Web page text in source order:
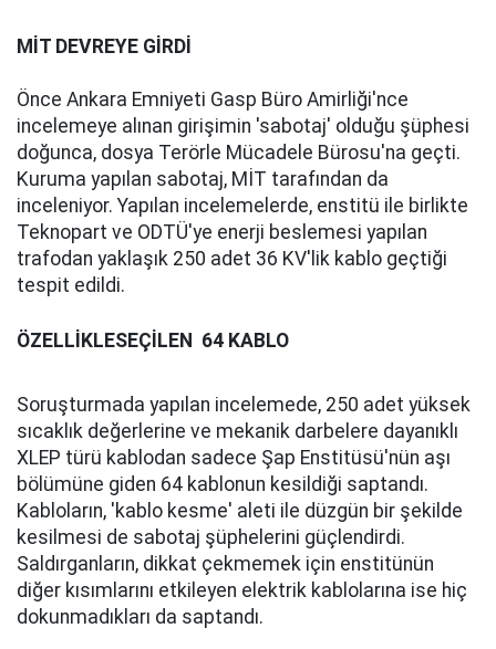
MİT DEVREYE GİRDİ
Önce Ankara Emniyeti Gasp Büro Amirliği'nce
incelemeye alınan girişimin 'sabotaj' olduğu şüphesi
doğunca, dosya Terörle Mücadele Bürosu'na geçti.
Kuruma yapılan sabotaj, MİT tarafından da
inceleniyor. Yapılan incelemelerde, enstitü ile birlikte
Teknopart ve ODTÜ'ye enerji beslemesi yapılan
trafodan yaklaşık 250 adet 36 KV'lik kablo geçtiği
tespit edildi.
ÖZELLİKLESEÇİLEN 64 KABLO
Soruşturmada yapılan incelemede, 250 adet yüksek
sıcaklık değerlerine ve mekanik darbelere dayanıklı
XLEP türü kablodan sadece Şap Enstitüsü'nün aşı
bölümüne giden 64 kablonun kesildiği saptandı.
Kabloların, 'kablo kesme' aleti ile düzgün bir şekilde
kesilmesi de sabotaj şüphelerini güçlendirdi.
Saldırganların, dikkat çekmemek için enstitünün
diğer kısımlarını etkileyen elektrik kablolarına ise hiç
dokunmadıkları da saptandı.